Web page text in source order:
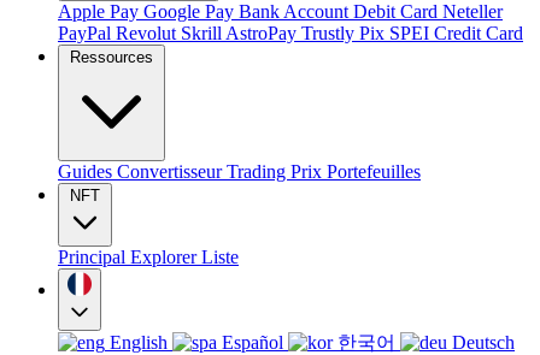
Apple Pay Google Pay Bank Account Debit Card Neteller
PayPal Revolut Skrill AstroPay Trustly Pix SPEI Credit Card
Ressources
Guides ConvertisseurTrading Prix Portefeuilles
NFT
Principal ExplorerListe
English Español 한국어
Deutsch